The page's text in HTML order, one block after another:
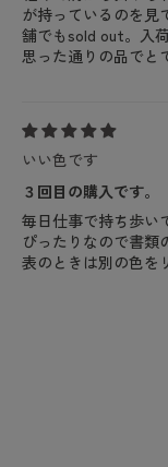
が持っているのを見
舗でもsold out。入
思った通りの品でと
いい色です
３回目の購入です。
毎日仕事で持ち歩い
ぴったりなので書類
表のときは別の色を